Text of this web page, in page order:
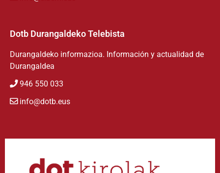
Dotb Durangaldeko Telebista
Durangaldeko informazioa. Información y actualidad de
Durangaldea
946 550 033
info@dotb.eus